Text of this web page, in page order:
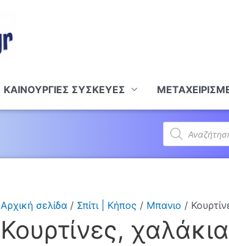
ΚΑΙΝΟΥΡΓΙΕΣ ΣΥΣΚΕΥΕΣ
Products
search
Αρχική σελίδα/ Σπίτι | Κήπος / Μπανιο /
Κουρτίνες,